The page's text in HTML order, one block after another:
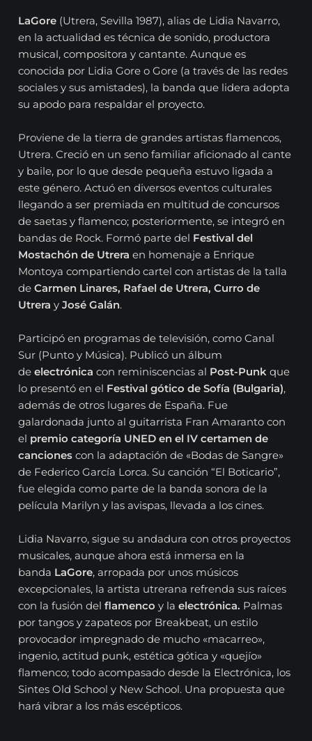
LaGore (Utrera, Sevilla 1987), alias de Lidia Navarro,
en la actualidad es técnica de sonido, productora
musical, compositora y cantante. Aunque es
conocida por Lidia Gore o Gore (a través de las redes
sociales y sus amistades), la banda que lidera adopta
su apodo para respaldar el proyecto.
Proviene de la tierra de grandes artistas flamencos,
Utrera. Creció en un seno familiar aficionado al cante
y baile, por lo que desde pequeña estuvo ligada a
este género. Actuó en diversos eventos culturales
llegando a ser premiada en multitud de concursos
de saetas y flamenco; posteriormente, se integró en
bandas de Rock. Formó parte del Festival del
Mostachón de Utreraen homenaje a Enrique
Montoya compartiendo cartel con artistas de la talla
deCarmen Linares, Rafael de Utrera, Curro de
Utrera y José Galán.
Participó en programas de televisión, como Canal
Sur (Punto y Música). Publicó un álbum
deelectrónica con reminiscencias al Post-Punk que
lo presentó en el Festival gótico de Sofía (Bulgaria),
además de otros lugares de España. Fue
galardonada junto al guitarrista Fran Amaranto con
el premio categoría UNED en el IV certamen de
canciones con la adaptación de «Bodas de Sangre»
de Federico García Lorca. Su canción “El Boticario”,
fue elegida como parte de la banda sonora de la
película Marilyn y las avispas, llevada a los cines.
Lidia Navarro, sigue su andadura con otros proyectos
musicales, aunque ahora está inmersa en la
banda LaGore, arropada por unos músicos
excepcionales, la artista utrerana refrenda sus raíces
con la fusión delflamenco y laelectrónica. Palmas
por tangos y zapateos por Breakbeat, un estilo
provocador impregnado de mucho «macarreo»,
ingenio, actitud punk, estética gótica y «quejío»
flamenco; todo acompasado desde la Electrónica, los
Sintes Old School y New School. Una propuesta que
hará vibrar a los más escépticos.